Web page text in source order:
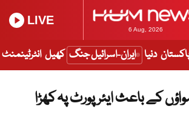
6 Aug, 2026
LIVE
دنیا ایران-اسرائیل جنگ کھیل انٹرٹینمنٹ
کے باعث ایئرپورٹ پہ کھڑا